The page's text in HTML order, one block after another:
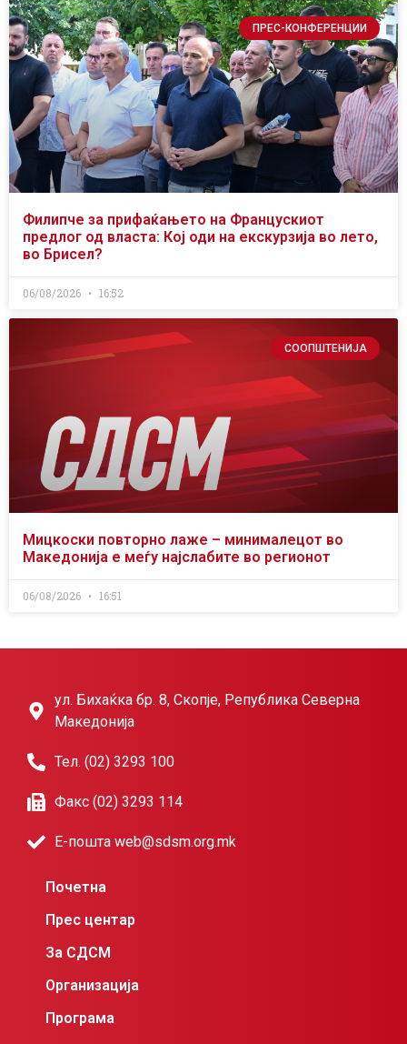
ПРЕС-КОНФЕРЕНЦИИ
Филипче за прифаќањето на Францускиот
предлог од власта: Кој оди на екскурзија во лето,
во Брисел?
06/08/2026 16:52
СООПШТЕНИЈА
Мицкоски повторно лаже – минималецот во
Македонија е меѓу најслабите во регионот
06/08/2026 16:51
ул. Бихаќка бр. 8, Скопје, Република Северна
Македонија
Тел. (02) 3293 100
Факс (02) 3293 114
Е-пошта web@sdsm.org.mk
Почетна
Прес центар
За СДСМ
Организација
Програма